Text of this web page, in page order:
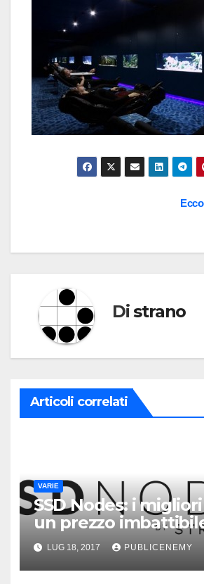
Distrano
Articoli correlati
VARIE
SSD Nodes: i
un prezzo
LUG 18, 2017 PUBLICENEMY